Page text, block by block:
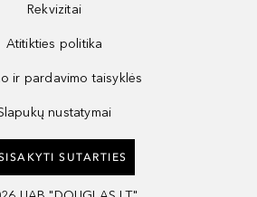
Rekvizitai
Atitikties politika
ir pardavimo taisyklės
nustatymai
SUTARTIES